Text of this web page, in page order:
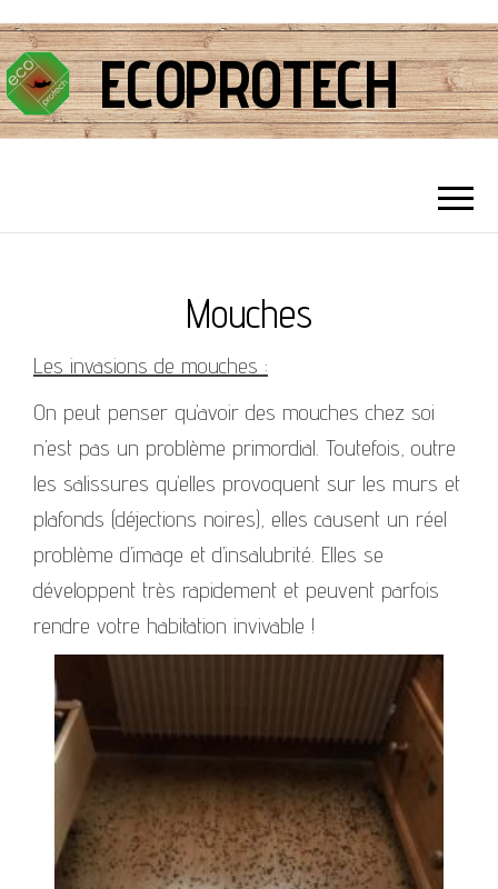
ECOPROTECH
Mouches
Les invasions de mouches :
On peut penser qu’avoir des mouches chez soi
n’est pas un problème primordial. Toutefois, outre
les salissures qu’elles provoquent sur les murs et
plafonds (déjections noires), elles causent un réel
problème d’image et d’insalubrité. Elles se
développent très rapidement et peuvent parfois
rendre votre habitation invivable !